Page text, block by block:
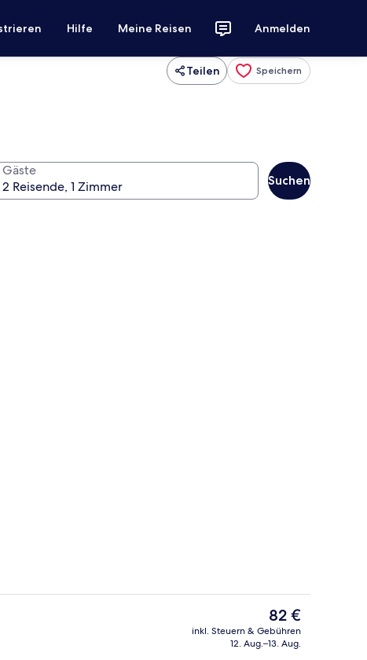
Hilfe Meine Reisen Anmelden
Teilen Speichern
Gäste
Suchen
Ausstattung der Unterkunft
Der
aktuelle
Preis
82 €
inkl. Steuern & Gebühren
12. Aug.–13. Aug.